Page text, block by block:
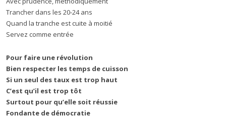
Trancher dans les 20-24 ans
Quand la tranche est cuite à moitié
Servez comme entrée
Pour faire une révolution
Bien respecter les temps de cuisson
Si un seul des taux est trop haut
C’est qu’il est trop tôt
Surtout pour qu’elle soit réussie
Fondante de démocratie